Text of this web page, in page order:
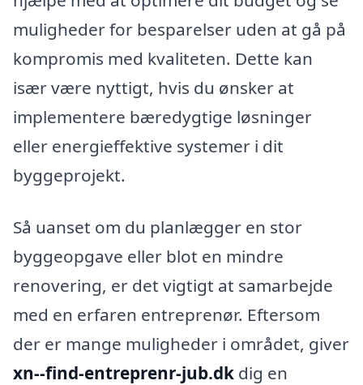
muligheder for besparelser uden at gå på
kompromis med kvaliteten. Dette kan
især være nyttigt, hvis du ønsker at
implementere bæredygtige løsninger
eller energieffektive systemer i dit
byggeprojekt.
Så uanset om du planlægger en stor
byggeopgave eller blot en mindre
renovering, er det vigtigt at samarbejde
med en erfaren entreprenør. Eftersom
der er mange muligheder i området, giver
xn--find-entreprenr-jub.dk dig en